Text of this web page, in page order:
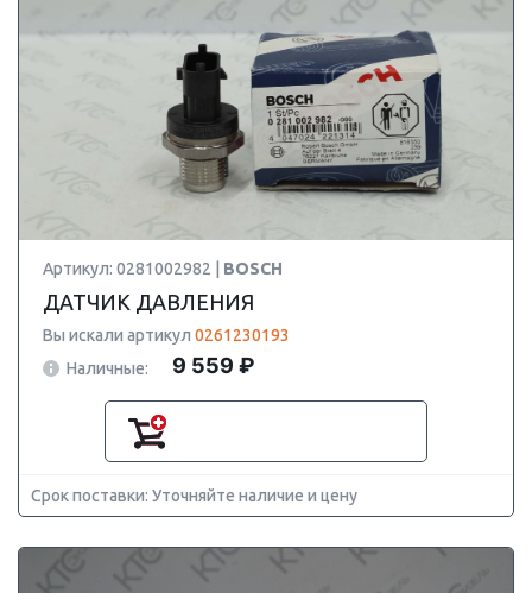
Артикул: 0281002982 | BOSCH
ДАТЧИК ДАВЛЕНИЯ
Вы искали артикул 0261230193
Наличные:
9 559 ₽
Срок поставки: Уточняйте наличие и цену